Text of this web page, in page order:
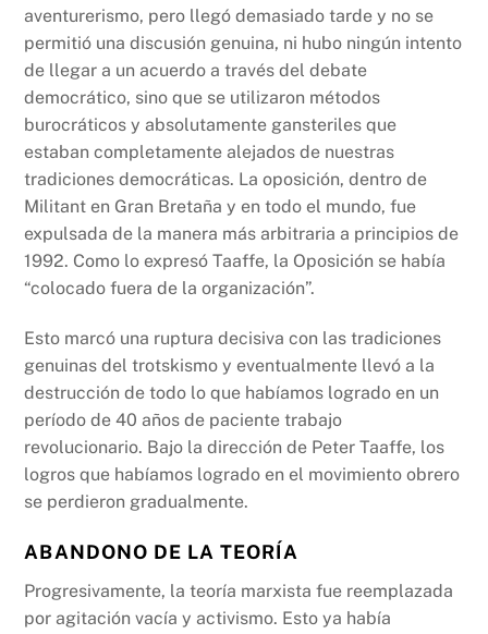
aventurerismo, pero llegó demasiado tarde y no se
permitió una discusión genuina, ni hubo ningún intento
de llegar a un acuerdo a través del debate
democrático, sino que se utilizaron métodos
burocráticos y absolutamente gansteriles que
estaban completamente alejados de nuestras
tradiciones democráticas. La oposición, dentro de
Militant en Gran Bretaña y en todo el mundo, fue
expulsada de la manera más arbitraria a principios de
1992. Como lo expresó Taaffe, la Oposición se había
“colocado fuera de la organización”.
Esto marcó una ruptura decisiva con las tradiciones
genuinas del trotskismo y eventualmente llevó a la
destrucción de todo lo que habíamos logrado en un
período de 40 años de paciente trabajo
revolucionario. Bajo la dirección de Peter Taaffe, los
logros que habíamos logrado en el movimiento obrero
se perdieron gradualmente.
ABANDONO DE LA TEORÍA
Progresivamente, la teoría marxista fue reemplazada
por agitación vacía y activismo. Esto ya había